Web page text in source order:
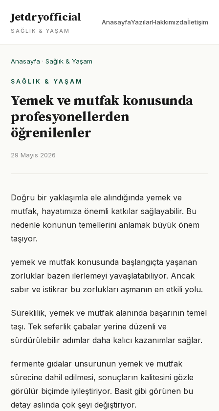
Jetdryofficial
SAĞLIK & YAŞAM
AnasayfaYazılarHakkımızdaİletişim
Anasayfa · Sağlık & Yaşam
SAĞLIK & YAŞAM
Yemek ve mutfak konusunda
profesyonellerden
öğrenilenler
29 Mayıs 2026
Doğru bir yaklaşımla ele alındığında yemek ve
mutfak, hayatımıza önemli katkılar sağlayabilir. Bu
nedenle konunun temellerini anlamak büyük önem
taşıyor.
yemek ve mutfak konusunda başlangıçta yaşanan
zorluklar bazen ilerlemeyi yavaşlatabiliyor. Ancak
sabır ve istikrar bu zorlukları aşmanın en etkili yolu.
Süreklilik, yemek ve mutfak alanında başarının temel
taşı. Tek seferlik çabalar yerine düzenli ve
sürdürülebilir adımlar daha kalıcı kazanımlar sağlar.
fermente gıdalar unsurunun yemek ve mutfak
sürecine dahil edilmesi, sonuçların kalitesini gözle
görülür biçimde iyileştiriyor. Basit gibi görünen bu
detay aslında çok şeyi değiştiriyor.